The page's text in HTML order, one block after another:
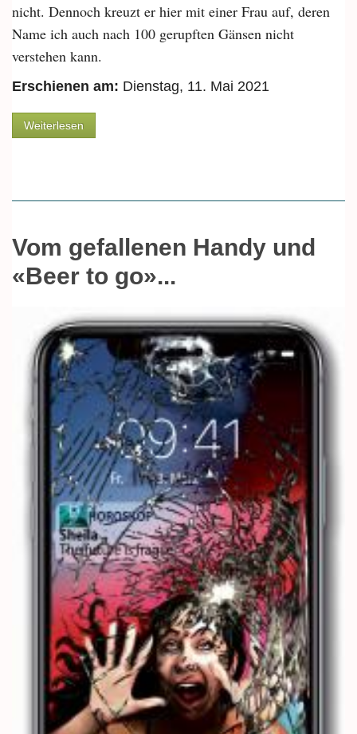
nicht. Dennoch kreuzt er hier mit einer Frau auf, deren
Name ich auch nach 100 gerupften Gänsen nicht
verstehen kann.
Erschienen am: Dienstag, 11. Mai 2021
Weiterlesen
Vom gefallenen Handy und
«Beer to go»...